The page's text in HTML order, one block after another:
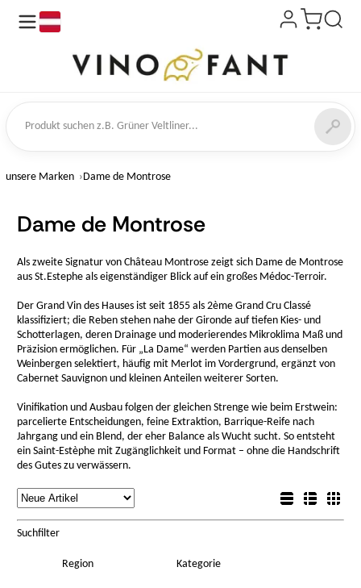
suchen
unsere Marken Dame de Montrose
Dame de Montrose
Als zweite Signatur von Château Montrose zeigt sich Dame de Montrose
aus St.Estephe als eigenständiger Blick auf ein großes Médoc-Terroir.
Der Grand Vin des Hauses ist seit 1855 als 2ème Grand Cru Classé
klassifiziert; die Reben stehen nahe der Gironde auf tiefen Kies- und
Schotterlagen, deren Drainage und moderierendes Mikroklima Maß und
Präzision ermöglichen. Für „La Dame“ werden Partien aus denselben
Weinbergen selektiert, häufig mit Merlot im Vordergrund, ergänzt von
Cabernet Sauvignon und kleinen Anteilen weiterer Sorten.
Vinifikation und Ausbau folgen der gleichen Strenge wie beim Erstwein:
parcelierte Entscheidungen, feine Extraktion, Barrique-Reife nach
Jahrgang und ein Blend, der eher Balance als Wucht sucht. So entsteht
ein Saint-Estèphe mit Zugänglichkeit und Format – ohne die Handschrift
des Gutes zu verwässern.
Listenansicht
Sortierung
Suchfilter
Region Kategorie